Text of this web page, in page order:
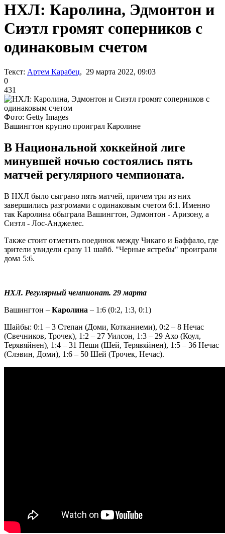
НХЛ: Каролина, Эдмонтон и
Сиэтл громят соперников с
одинаковым счетом
Текст: Артем Карабец, 29 марта 2022, 09:03
0
431
Фото: Getty Images
Вашингтон крупно проиграл Каролине
В Национальной хоккейной лиге
минувшей ночью состоялись пять
матчей регулярного чемпионата.
В НХЛ было сыграно пять матчей, причем три из них
завершились разгромами с одинаковым счетом 6:1. Именно
так Каролина обыграла Вашингтон, Эдмонтон - Аризону, а
Сиэтл - Лос-Анджелес.
Также стоит отметить поединок между Чикаго и Баффало, где
зрители увидели сразу 11 шайб. "Черные ястребы" проиграли
дома 5:6.
НХЛ. Регулярный чемпионат. 29 марта
Вашингтон – Каролина – 1:6 (0:2, 1:3, 0:1)
Шайбы: 0:1 – 3 Степан (Доми, Котканиеми), 0:2 – 8 Нечас
(Свечников, Трочек), 1:2 – 27 Уилсон, 1:3 – 29 Ахо (Коул,
Терявяйнен), 1:4 – 31 Пеши (Шей, Терявяйнен), 1:5 – 36 Нечас
(Слэвин, Доми), 1:6 – 50 Шей (Трочек, Нечас).